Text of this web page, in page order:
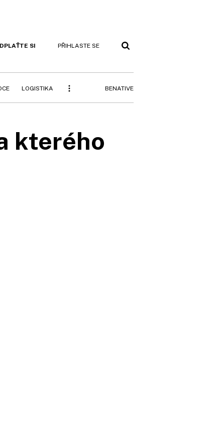
SI PŘIHLASTE SE
LOGISTIKA BENATIVE
kterého